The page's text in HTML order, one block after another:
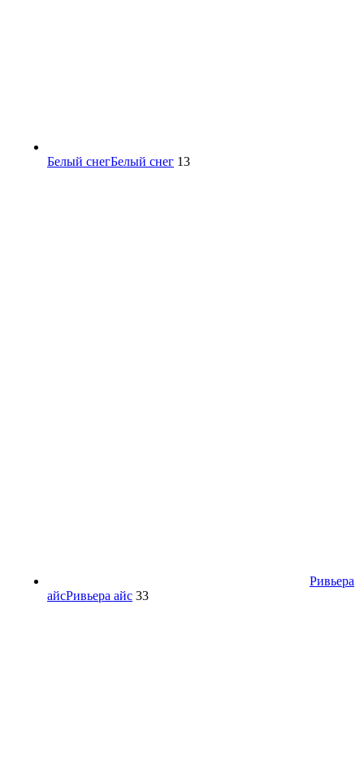
Белый снегБелый снег 13
Ривьера
айсРивьера айс 33